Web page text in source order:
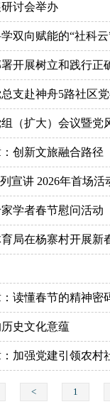
讨会举办
双向赋能的“社科云
开展树立和践行正
支赴神舟5路社区
（扩大）会议暨党
：创新文旅融合路
宣讲 2026年首场活
学者春节慰问活动
局在杨寨村开展新
读懂春节的精神密
史文化意蕴
加强党建引领农村
< 1